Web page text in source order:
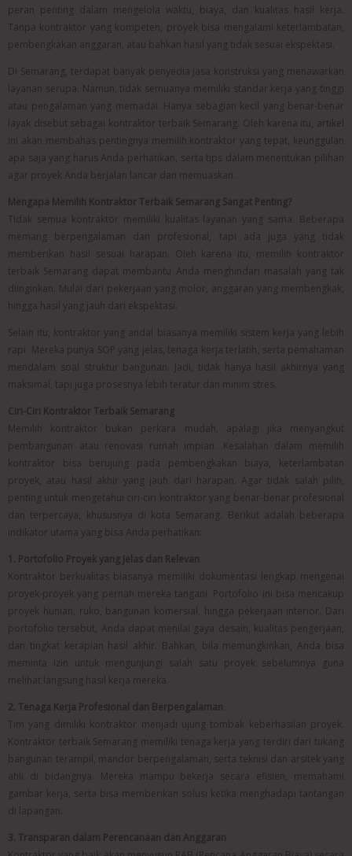
peran penting dalam mengelola waktu, biaya, dan kualitas hasil kerja.
Tanpa kontraktor yang kompeten, proyek bisa mengalami keterlambatan,
pembengkakan anggaran, atau bahkan hasil yang tidak sesuai ekspektasi.
Di Semarang, terdapat banyak penyedia jasa konstruksi yang menawarkan
layanan serupa. Namun, tidak semuanya memiliki standar kerja yang tinggi
atau pengalaman yang memadai. Hanya sebagian kecil yang benar-benar
layak disebut sebagai kontraktor terbaik Semarang. Oleh karena itu, artikel
ini akan membahas pentingnya memilih kontraktor yang tepat, keunggulan
apa saja yang harus Anda perhatikan, serta tips dalam menentukan pilihan
agar proyek Anda berjalan lancar dan memuaskan.
Mengapa Memilih Kontraktor Terbaik Semarang Sangat Penting?
Tidak semua kontraktor memiliki kualitas layanan yang sama. Beberapa
memang berpengalaman dan profesional, tapi ada juga yang tidak
memberikan hasil sesuai harapan. Oleh karena itu, memilih kontraktor
terbaik Semarang dapat membantu Anda menghindari masalah yang tak
diinginkan. Mulai dari pekerjaan yang molor, anggaran yang membengkak,
hingga hasil yang jauh dari ekspektasi.
Selain itu, kontraktor yang andal biasanya memiliki sistem kerja yang lebih
rapi. Mereka punya SOP yang jelas, tenaga kerja terlatih, serta pemahaman
mendalam soal struktur bangunan. Jadi, tidak hanya hasil akhirnya yang
maksimal, tapi juga prosesnya lebih teratur dan minim stres.
Ciri-Ciri Kontraktor Terbaik Semarang
Memilih kontraktor bukan perkara mudah, apalagi jika menyangkut
pembangunan atau renovasi rumah impian. Kesalahan dalam memilih
kontraktor bisa berujung pada pembengkakan biaya, keterlambatan
proyek, atau hasil akhir yang jauh dari harapan. Agar tidak salah pilih,
penting untuk mengetahui ciri-ciri kontraktor yang benar-benar profesional
dan terpercaya, khususnya di kota Semarang. Berikut adalah beberapa
indikator utama yang bisa Anda perhatikan:
1. Portofolio Proyek yang Jelas dan Relevan
Kontraktor berkualitas biasanya memiliki dokumentasi lengkap mengenai
proyek-proyek yang pernah mereka tangani. Portofolio ini bisa mencakup
proyek hunian, ruko, bangunan komersial, hingga pekerjaan interior. Dari
portofolio tersebut, Anda dapat menilai gaya desain, kualitas pengerjaan,
dan tingkat kerapian hasil akhir. Bahkan, bila memungkinkan, Anda bisa
meminta izin untuk mengunjungi salah satu proyek sebelumnya guna
melihat langsung hasil kerja mereka.
2. Tenaga Kerja Profesional dan Berpengalaman
Tim yang dimiliki kontraktor menjadi ujung tombak keberhasilan proyek.
Kontraktor terbaik Semarang memiliki tenaga kerja yang terdiri dari tukang
bangunan terampil, mandor berpengalaman, serta teknisi dan arsitek yang
ahli di bidangnya. Mereka mampu bekerja secara efisien, memahami
gambar kerja, serta bisa memberikan solusi ketika menghadapi tantangan
di lapangan.
3. Transparan dalam Perencanaan dan Anggaran